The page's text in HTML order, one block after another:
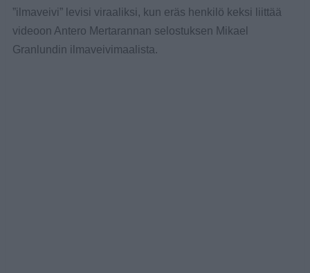
”ilmaveivi” levisi viraaliksi, kun eräs henkilö keksi liittää
videoon Antero Mertarannan selostuksen Mikael
Granlundin ilmaveivimaalista.